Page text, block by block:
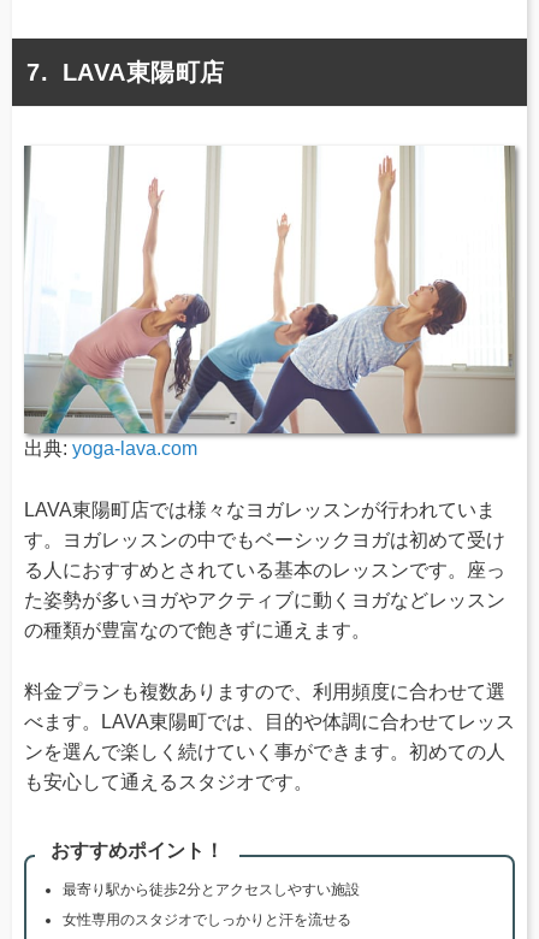
LAVA東陽町店
出典: yoga-lava.com
LAVA東陽町店では様々なヨガレッスンが行われていま
す。ヨガレッスンの中でもベーシックヨガは初めて受け
る人におすすめとされている基本のレッスンです。座っ
た姿勢が多いヨガやアクティブに動くヨガなどレッスン
の種類が豊富なので飽きずに通えます。
料金プランも複数ありますので、利用頻度に合わせて選
べます。LAVA東陽町では、目的や体調に合わせてレッス
ンを選んで楽しく続けていく事ができます。初めての人
も安心して通えるスタジオです。
おすすめポイント！
最寄り駅から徒歩2分とアクセスしやすい施設
女性専用のスタジオでしっかりと汗を流せる